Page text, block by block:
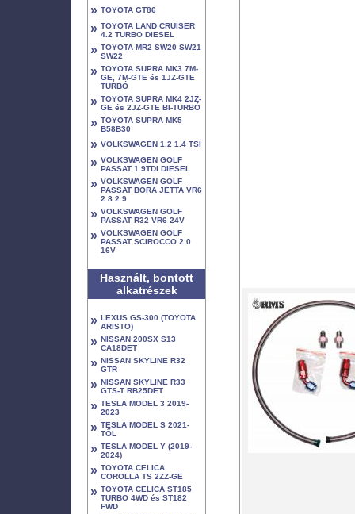
» TOYOTA GT86
» TOYOTA LAND CRUISER
4.2 TURBO DIESEL
» TOYOTA MR2 SW20 SW21
SW22
» TOYOTA SUPRA MK3 7M-
GE, 7M-GTE és 1JZ-GTE
TURBÓ
» TOYOTA SUPRA MK4 2JZ-
GE és 2JZ-GTE BI-TURBÓ
» TOYOTA SUPRA MK5
B58B30
» VOLKSWAGEN 1.2 1.4 TSI
» VOLKSWAGEN GOLF
PASSAT 1.9TDi DIESEL
» VOLKSWAGEN GOLF
PASSAT BORA JETTA VR6
2.8 2.9
» VOLKSWAGEN GOLF
PASSAT R32 VR6 24V
» VOLKSWAGEN GOLF
PASSAT SCIROCCO 2.0
16V
Használt, bontott
alkatrészek
» LEXUS GS-300 (TOYOTA
ARISTO)
» NISSAN 200SX S13
CA18DET
» NISSAN SKYLINE R32
GTR
» NISSAN SKYLINE R33
GTS-T RB25DET
» TESLA MODEL 3 2019-
2023
» TESLA MODEL S 2021-
TŐL
» TESLA MODEL Y (2019-
2024)
» TOYOTA CELICA
COROLLA TS 2ZZ-GE
» TOYOTA CELICA ST185
TURBO 4WD és ST182
FWD